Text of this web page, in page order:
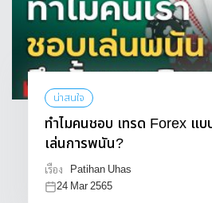
น่าสนใจ
ทำไมคนชอบ เทรด Forex แ
เล่นการพนัน?
เรื่อง
Patihan Uhas
24 Mar 2565